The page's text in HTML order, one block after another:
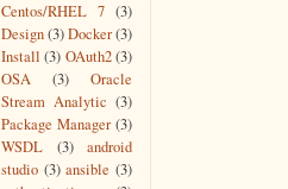
Centos/RHEL 7 (3)
Design(3)Docker(3)
Install (3) OAuth2(3)
OSA
(3)
Oracle
Stream Analytic (3)
Package Manager (3)
WSDL
(3)
android
studio (3) ansible (3)